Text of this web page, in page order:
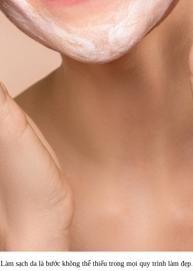
Làm sạch da là bước không thể thiếu trong mọi quy trình làm đẹp.